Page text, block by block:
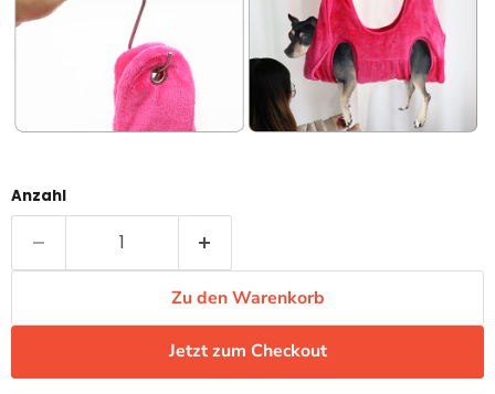
Anzahl
Zu den Warenkorb
Jetzt zum Checkout